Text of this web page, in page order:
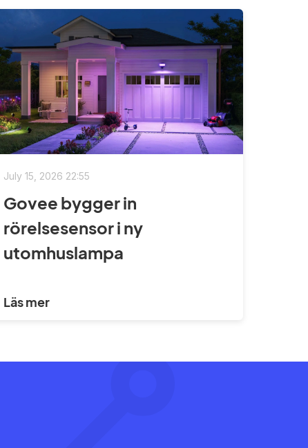
July 15, 2026 22:55
Govee bygger in
rörelsesensor i ny
utomhuslampa
Läs mer